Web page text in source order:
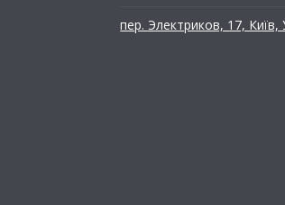
пер. Электриков, 17, Київ,